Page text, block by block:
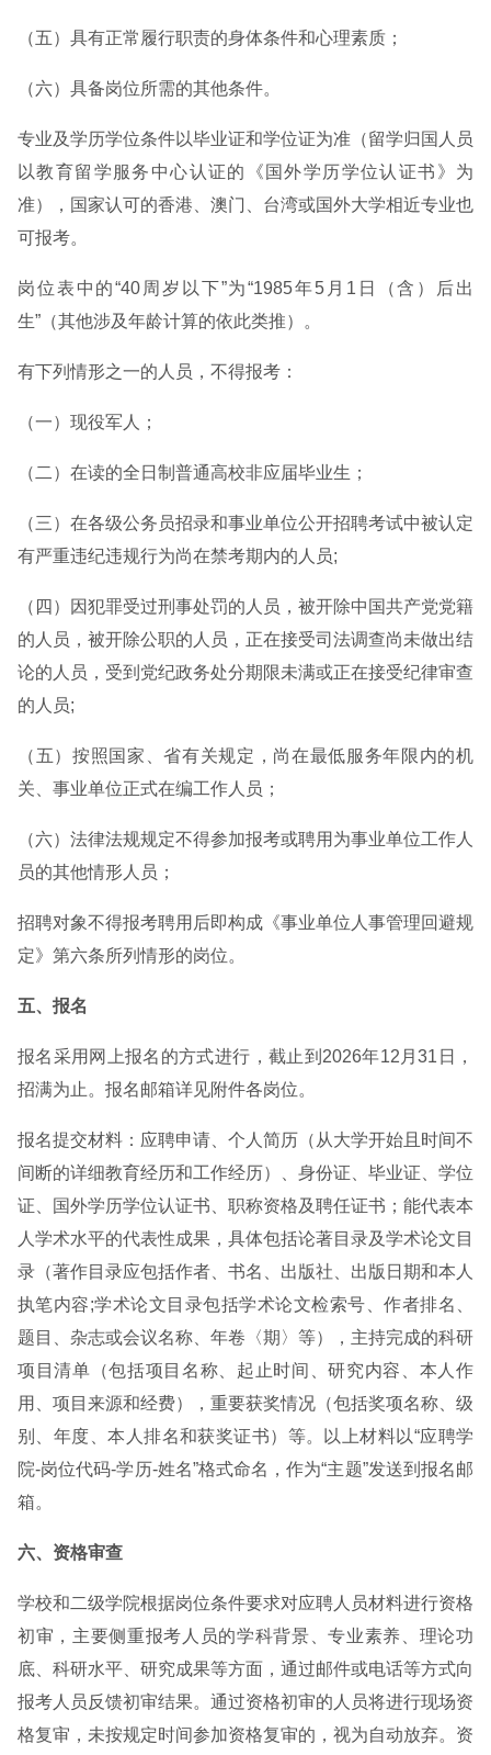
（五）具有正常履行职责的身体条件和心理素质；
（六）具备岗位所需的其他条件。
专业及学历学位条件以毕业证和学位证为准（留学归国人员
以教育留学服务中心认证的《国外学历学位认证书》为
准），国家认可的香港、澳门、台湾或国外大学相近专业也
可报考。
岗位表中的“40周岁以下”为“1985年5月1日（含）后出
生”（其他涉及年龄计算的依此类推）。
有下列情形之一的人员，不得报考：
（一）现役军人；
（二）在读的全日制普通高校非应届毕业生；
（三）在各级公务员招录和事业单位公开招聘考试中被认定
有严重违纪违规行为尚在禁考期内的人员;
（四）因犯罪受过刑事处罚的人员，被开除中国共产党党籍
的人员，被开除公职的人员，正在接受司法调查尚未做出结
论的人员，受到党纪政务处分期限未满或正在接受纪律审查
的人员;
（五）按照国家、省有关规定，尚在最低服务年限内的机
关、事业单位正式在编工作人员；
（六）法律法规规定不得参加报考或聘用为事业单位工作人
员的其他情形人员；
招聘对象不得报考聘用后即构成《事业单位人事管理回避规
定》第六条所列情形的岗位。
五、报名
报名采用网上报名的方式进行，截止到2026年12月31日，
招满为止。报名邮箱详见附件各岗位。
报名提交材料：应聘申请、个人简历（从大学开始且时间不
间断的详细教育经历和工作经历）、身份证、毕业证、学位
证、国外学历学位认证书、职称资格及聘任证书；能代表本
人学术水平的代表性成果，具体包括论著目录及学术论文目
录（著作目录应包括作者、书名、出版社、出版日期和本人
执笔内容;学术论文目录包括学术论文检索号、作者排名、
题目、杂志或会议名称、年卷〈期〉等），主持完成的科研
项目清单（包括项目名称、起止时间、研究内容、本人作
用、项目来源和经费），重要获奖情况（包括奖项名称、级
别、年度、本人排名和获奖证书）等。以上材料以“应聘学
院-岗位代码-学历-姓名”格式命名，作为“主题”发送到报名邮
箱。
六、资格审查
学校和二级学院根据岗位条件要求对应聘人员材料进行资格
初审，主要侧重报考人员的学科背景、专业素养、理论功
底、科研水平、研究成果等方面，通过邮件或电话等方式向
报考人员反馈初审结果。通过资格初审的人员将进行现场资
格复审，未按规定时间参加资格复审的，视为自动放弃。资